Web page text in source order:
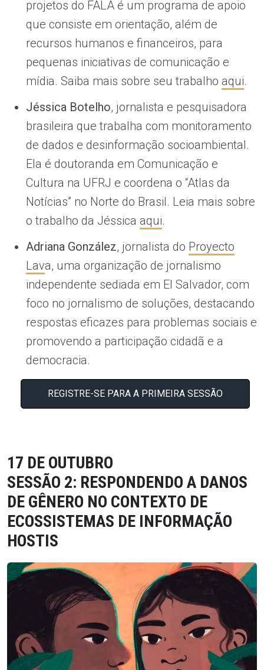
projetos do FALA é um programa de apoio
que consiste em orientação, além de
recursos humanos e financeiros, para
pequenas iniciativas de comunicação e
mídia. Saiba mais sobre seu trabalho aqui.
Jéssica Botelho, jornalista e pesquisadora
brasileira que trabalha com monitoramento
de dados e desinformação socioambiental.
Ela é doutoranda em Comunicação e
Cultura na UFRJ e coordena o “Atlas da
Notícias” no Norte do Brasil. Leia mais sobre
o trabalho da Jéssica aqui.
Adriana González, jornalista do Proyecto
Lava, uma organização de jornalismo
independente sediada em El Salvador, com
foco no jornalismo de soluções, destacando
respostas eficazes para problemas sociais e
promovendo a participação cidadã e a
democracia.
REGISTRE-SE PARA A PRIMEIRA SESSÃO
17 DE OUTUBRO
SESSÃO 2: RESPONDENDO A DANOS
DE GÊNERO NO CONTEXTO DE
ECOSSISTEMAS DE INFORMAÇÃO
HOSTIS